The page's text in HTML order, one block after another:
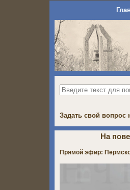
Задать свой вопрос
На
Прямой эфир: